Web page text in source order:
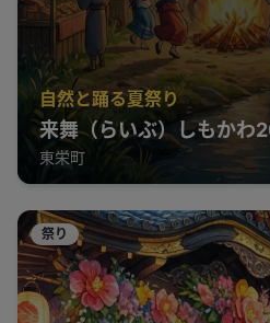
自然と踊る夏祭り
来舞（らいぶ）しもかわ
東栄町
祭り